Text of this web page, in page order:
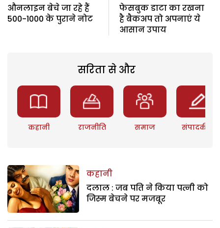
औनलाइन बेचे जा रहे हैं
500-1000 के पुराने नोट
फेसबुक डाटा का रखना
है बैकअप तो अपनाएं ये
आसान उपाय
सरिता से और
कहानी राजनीति समाज संपादकीय
कहानी
दलाल : जब पति ने किया पत्नी को
जिस्म बेचने पर मजबूर